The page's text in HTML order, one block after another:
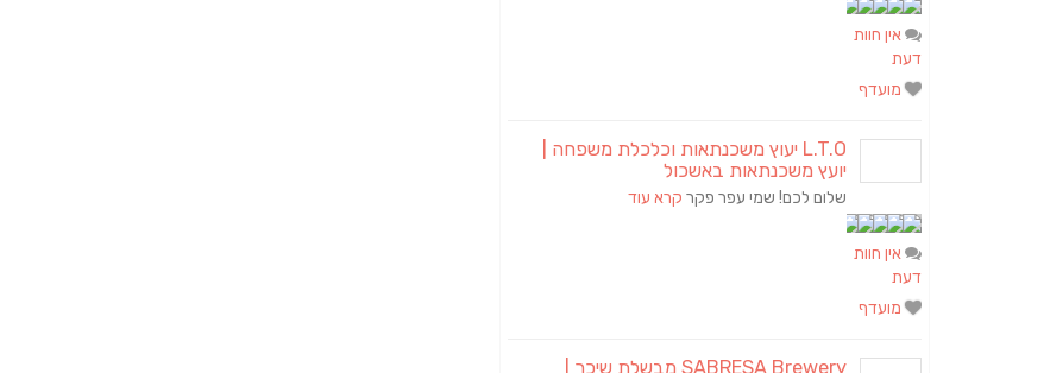
אין חוות
דעת
מועדף
L.T.O יעוץ משכנתאות וכלכלת משפחה |
יועץ משכנתאות באשכול
שלום לכם! שמי עפר פקר קרא עוד
אין חוות
דעת
מועדף
SABRESA Brewery מבשלת שיכר |